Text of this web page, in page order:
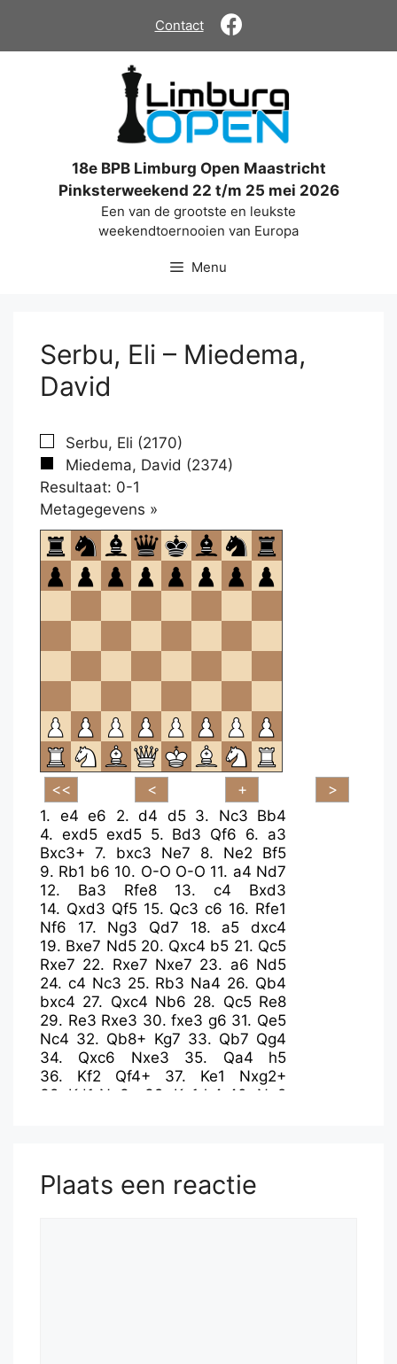
de
Contact
18e BPB Limburg Open Maastricht
Pinksterweekend 22 t/m 25 mei 2026
Een van de grootste en leukste
weekendtoernooien van Europa
Menu
Serbu, Eli – Miedema,
David
Serbu, Eli (2170)
Miedema, David (2374)
Resultaat: 0-1
Metagegevens »
om
te
openen.
1. e4 e6 2. d4 d5 3. Nc3 Bb4
4. exd5 exd5 5. Bd3 Qf6 6. a3
Bxc3+ 7. bxc3 Ne7 8. Ne2
Bf5
9. Rb1 b6 10. O-O O-O 11. a4 Nd7
12. Ba3 Rfe8 13. c4
Bxd3
14. Qxd3 Qf5 15. Qc3 c6 16. Rfe1
Nf6
17. Ng3 Qd7 18. a5
dxc4
19. Bxe7 Nd5 20. Qxc4 b5 21. Qc5
Rxe7 22. Rxe7 Nxe7 23. a6 Nd5
24. c4 Nc3 25. Rb3 Na4 26. Qb4
bxc4 27. Qxc4 Nb6 28. Qc5 Re8
29. Re3 Rxe3 30.fxe3 g6 31. Qe5
Nc4 32. Qb8+ Kg7 33. Qb7 Qg4
34. Qxc6 Nxe3 35. Qa4
h5
36. Kf2 Qf4+ 37. Ke1
Nxg2+
38. Kd1 Ne3+ 39. Ke1 h4 40. Ne2
Plaats een reactie